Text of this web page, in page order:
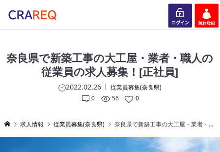
奈良県で新築工事の大工屋・業者・職人の
従業員の求人募集！[正社員]
2022.02.26
従業員募集(奈良県)
0
56 0
求人情報 従業員募集(奈良県) 奈良県で新築工事の大工屋・業者・職人の従業員の求人募集！[正社員]